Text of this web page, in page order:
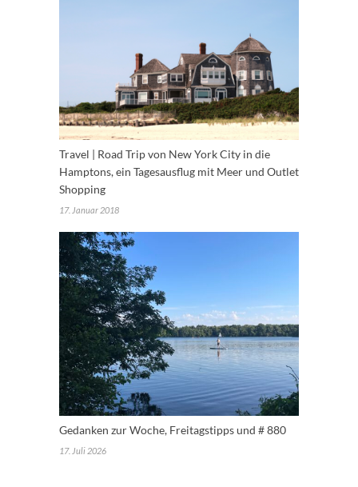
Travel | Road Trip von New York City in die
Hamptons, ein Tagesausflug mit Meer und Outlet
Shopping
17. Januar 2018
Gedanken zur Woche, Freitagstipps und # 880
17. Juli 2026